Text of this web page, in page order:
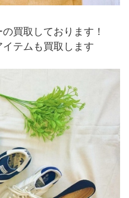
買取しております！
テムも買取します